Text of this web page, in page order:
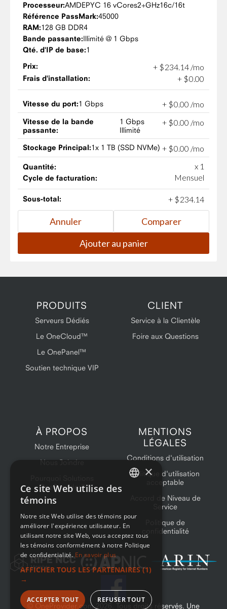
Processeur:AMDEPYC 16 vCores2+GHz16c/16t
Référence PassMark:45000
RAM:128 GB DDR4
Bande passante:Illimité @ 1 Gbps
Qté. d'IP de base:1
Prix:
+ $234 14 /mo
Frais d'installation: + $0.00
Vitesse du port:1 Gbps + $0.00 /mo
Vitesse de la bande
passante:
1 Gbps
Illimité
+ $0.00 /mo
Stockage Principal:1x 1 TB (SSD NVMe) + $0.00 /mo
Quantité: x 1
Cycle de facturation: Mensuel
Sous-total: + $234.14
PRODUITS
Serveurs Dédiés
Le OneCloud™
Le OnePanel™
Soutien technique VIP
CLIENT
Service à la Clientèle
Foire aux Questions
À PROPOS
Notre Entreprise
Nous Joindre
OneProvider?
MENTIONS
LÉGALES
Conditions d'utilisation
Politique d'utilisation
acceptable
Accord de Niveau de
Service
Politique de
confidentialité
© OneProvider.com2026 . Tous droits réservés. Une
×
Ce site Web utilise des
témoins
Notre site Web utilise des témoins pour
améliorer l'expérience utilisateur. En
utilisant notre site Web, vous acceptez tous
les témoins conformément à notre Politique
de confidentialité. En savoir plus
AFFICHER TOUS LES PARTENAIRES (1)
→
ACCEPTER TOUT REFUSER TOUT